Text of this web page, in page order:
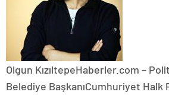
Olgun KızıltepeHaberler.com –
Belediye BaşkanıCumhuriyet